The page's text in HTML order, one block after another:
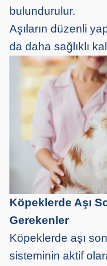
bulundurulur.
Aşıların düzenli
da daha sağlıklı
Köpeklerde Aşı
Gerekenler
Köpeklerde aşı
sisteminin aktif